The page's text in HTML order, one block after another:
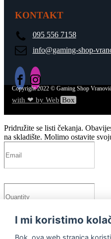
KONTAKT
095 556 7158
info@gaming-shop-
Copyright2022 © Gaming Shop
with ❤ by Web Box
Pridružite se listi čekanja.
na skladište. Molimo ostavite
Javite mi kada je dostupno!
I mi koristimo
Bok, ova web stranica